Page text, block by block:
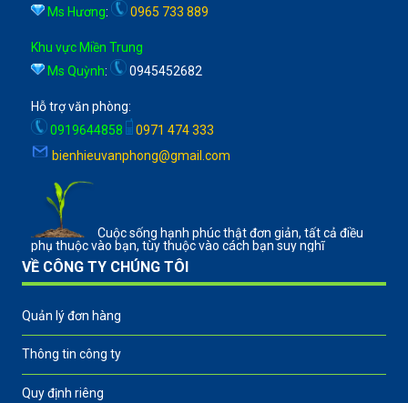
Ms Hương: 0965 733 889
Khu vực Miền Trung
Ms Quỳnh: 0945452682
Hỗ trợ văn phòng:
0919644858
0971 474 333
bienhieuvanphong@gmail.com
Cuộc sống hạnh phúc thật đơn giản, tất cả điều
phụ thuộc vào bạn, tùy thuộc vào cách bạn suy nghĩ
VỀ CÔNG TY CHÚNG TÔI
Quản lý đơn hàng
Thông tin công ty
Quy định riêng